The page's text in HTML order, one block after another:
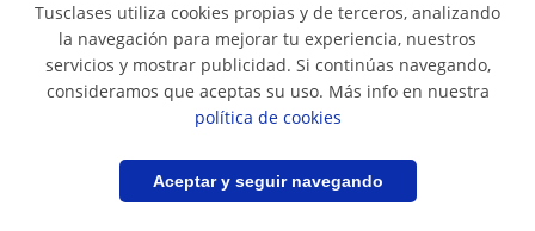
Guardar búsqueda
Fantástica★★★★★ 9,5/10
opiniones de alumnos
© 2007 - 2026 Tusclases.co
Tusclases utiliza cookies propias y de terceros, analizando
la navegación para mejorar tu experiencia, nuestros
servicios y mostrar publicidad. Si continúas navegando,
consideramos que aceptas su uso. Más info en nuestra
política de cookies
Aceptar y seguir navegando